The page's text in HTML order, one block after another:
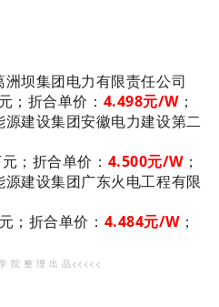
洲坝集团电力有限责任公司
； 折合单价： 4.498元/W；
源建设集团安徽电力建设第二
； 折合单价： 4.500元/W；
源建设集团广东火电工程有限
； 折合单价： 4.484元/W；
院 整 理 出 品<<<<<